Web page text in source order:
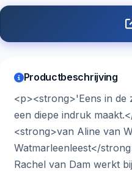
Productbeschrijving
<p><strong>'Eens in de
een diepe indruk
<strong>van Aline van
Watmarleenleest</
Rachel van Dam werkt